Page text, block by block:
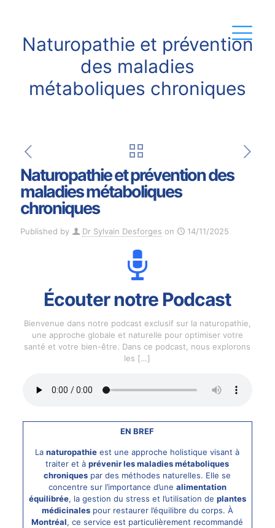
Naturopathie et prévention
des maladies
métaboliques chroniques
Naturopathie et prévention des
maladies métaboliques
chroniques
Published by Dr Sylvain Desforges on 14/11/2025
Écouter notre Podcast
Bienvenue dans notre podcast exclusif sur la naturopathie,
une approche globale et naturelle pour optimiser votre
santé et votre bien-être. Dans ce podcast, nous explorons
les […]
EN BREF
Lanaturopathie est une approche holistique visant à
traiter et àprévenir les maladies métaboliques
chroniques par des méthodes naturelles. Elle se
concentre sur l’importance d’une alimentation
équilibrée, la gestion du stress et l’utilisation de plantes
médicinalespour restaurer l’équilibre du corps. À
Montréal, ce service est particulièrement recommandé